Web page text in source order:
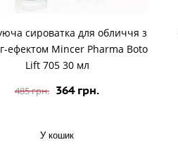
сироватка для обличчя з
ефектом Mincer Pharma Boto
Lift 705 30 мл
485 грн. 364 грн.
У кошик